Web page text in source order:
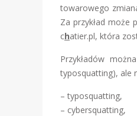
towarowego
Za przykład może
chatier.pl, która
Przykładów
typosquatting), ale
– typosquatting,
– cybersquatting,